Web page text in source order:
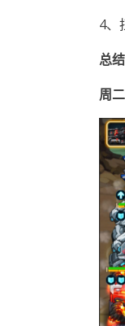
4、
总结
周二